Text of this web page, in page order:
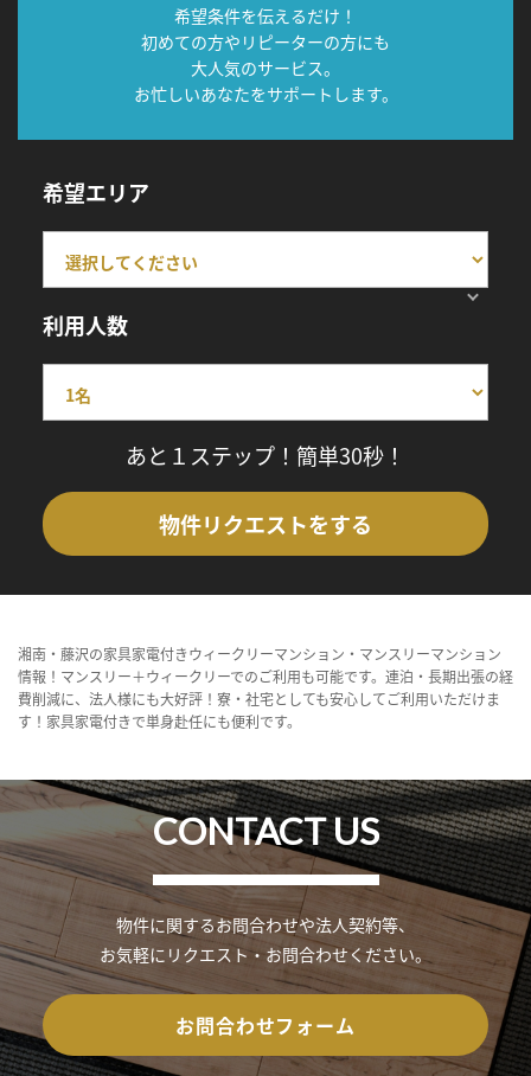
希望条件を伝えるだけ！
初めての方やリピーターの方にも
大人気のサービス。
お忙しいあなたをサポートします。
希望エリア
利用人数
あと１ステップ！簡単30秒！
物件リクエストをする
湘南・藤沢の家具家電付きウィークリーマンション・マンスリーマンション
情報！マンスリー＋ウィークリーでのご利用も可能です。連泊・長期出張の経
費削減に、法人様にも大好評！寮・社宅としても安心してご利用いただけま
す！家具家電付きで単身赴任にも便利です。
CONTACT US
物件に関するお問合わせや法人契約等、
お気軽にリクエスト・お問合わせください。
お問合わせフォーム